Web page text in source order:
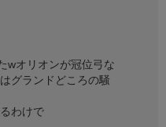
wオリオンが冠位弓な
グランドどころの騒
わけで